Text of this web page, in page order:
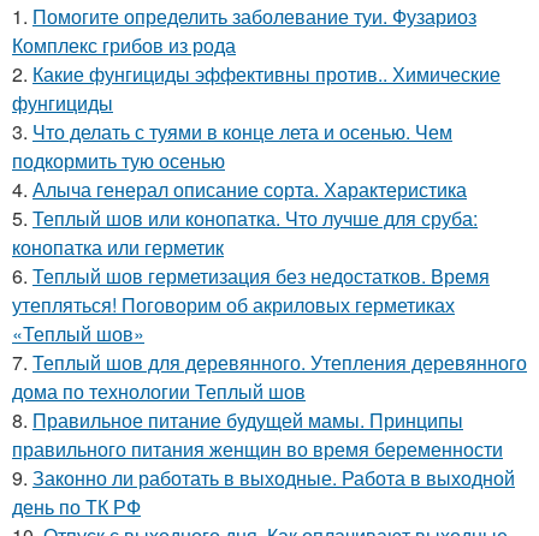
1. Помогите определить заболевание туи. Фузариоз
Комплекс грибов из рода
2. Какие фунгициды эффективны против.. Химические
фунгициды
3. Что делать с туями в конце лета и осенью. Чем
подкормить тую осенью
4. Алыча генерал описание сорта. Характеристика
5. Теплый шов или конопатка. Что лучше для сруба:
конопатка или герметик
6. Теплый шов герметизация без недостатков. Время
утепляться! Поговорим об акриловых герметиках
«Теплый шов»
7. Теплый шов для деревянного. Утепления деревянного
дома по технологии Теплый шов
8. Правильное питание будущей мамы. Принципы
правильного питания женщин во время беременности
9. Законно ли работать в выходные. Работа в выходной
день по ТК РФ